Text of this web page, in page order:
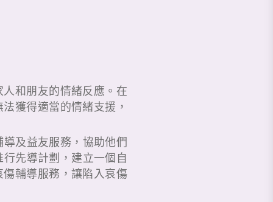
和朋友的情緒反應。在
獲得適當的情緒支援，
及益友服務，協助他們
先導計劃，建立一個自
輔導服務，讓陷入哀傷